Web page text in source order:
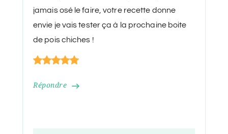
Répondre
jamais osé le faire, votre recette donne
envie je vais tester ça à la prochaine boite
de pois chiches !